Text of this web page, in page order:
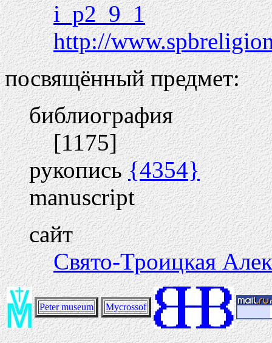
i_p2_9_1
http://
посвящённый предмет:
библиография
[1175]
рукопись{4354}
manuscript
сайт
Свято-Троицкая
Peter museum Mycrossof